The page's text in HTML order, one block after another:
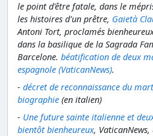
le point d'être fatale, dans le
les histoires d'un prêtre, Gaietà
Antoni Tort, proclamés
dans la basilique de la Sagrada
Barcelone. béatification de deux
espagnole (VaticanNews).
- décret de reconnaissance du
biographie (en italien)
- Une future sainte italienne et
bientôt bienheureux,